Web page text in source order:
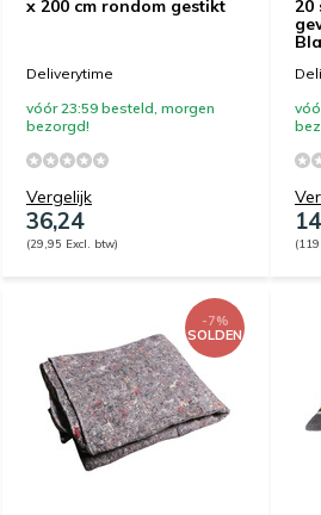
x 200 cm rondom gestikt
Deliverytime
vóór 23:59 besteld, morgen
bezorgd!
Vergelijk
36,24
(29,95 Excl. btw)
20
-7%
SOLDEN